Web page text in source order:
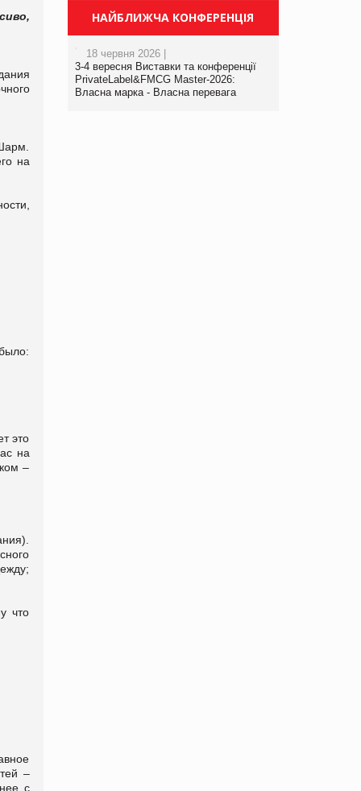
на
это
на
–
что
–
с
НАЙБЛИЖЧА КОНФЕРЕНЦІЯ
18 червня 2026 |
3-4 вересня Виставки та конференції
PrivateLabel&FMCG Master-2026:
Власна марка - Власна перевага